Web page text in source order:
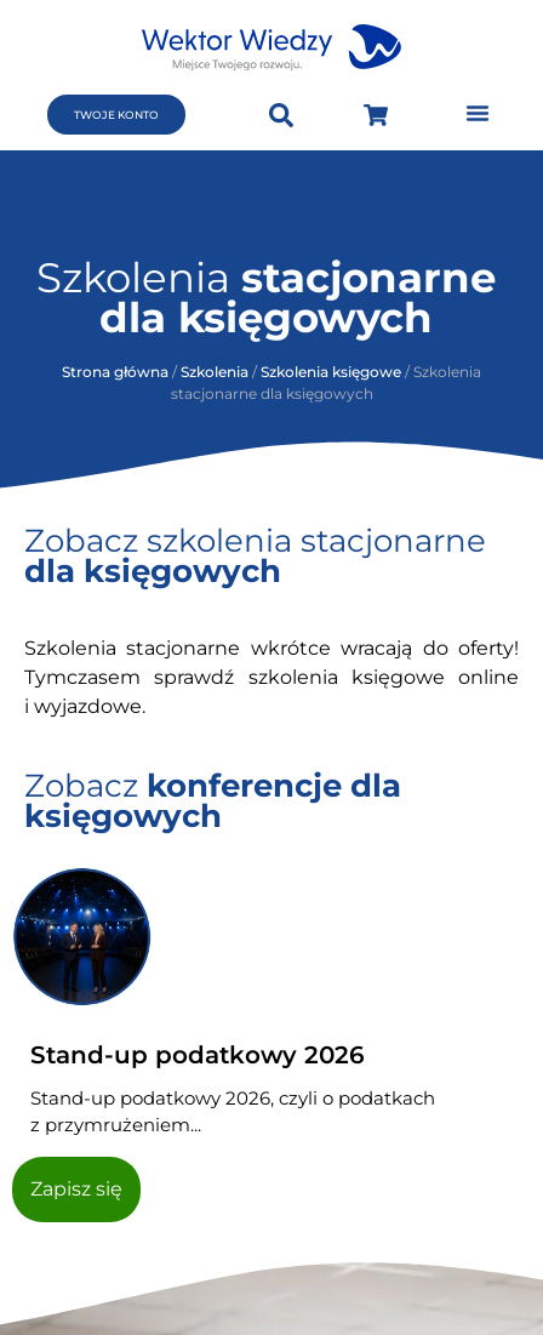
TWOJE KONTO
Szkolenia stacjonarne
dla księgowych
Strona główna /Szkolenia /Szkolenia księgowe / Szkolenia
stacjonarne dla księgowych
Zobacz szkolenia stacjonarne
dla księgowych
Szkolenia stacjonarne wkrótce wracają do oferty!
Tymczasem sprawdź szkolenia księgowe online
i wyjazdowe.
Zobacz konferencje dla
księgowych
Stand-up podatkowy 2026
Stand-up podatkowy 2026, czyli o podatkach
z przymrużeniem...
Zapisz się